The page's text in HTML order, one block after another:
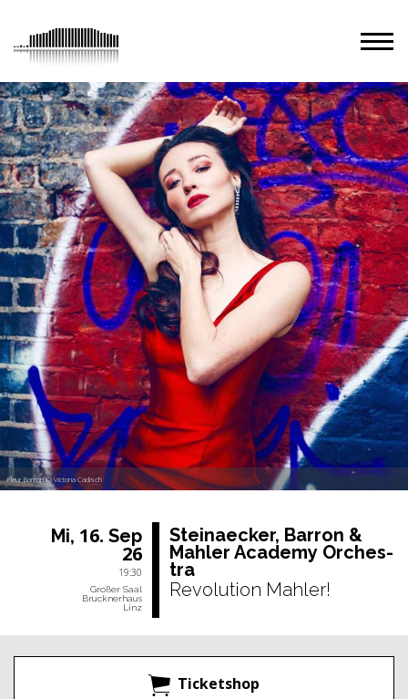
Fleur Barron © Victoria Cadisch
Mi, 16. Sep
26
19:30
Großer Saal
Brucknerhaus
Linz
Stein­aecker, Bar­ron &
Mah­ler Aca­de­my Or­ches­
tra
Revolution Mahler!
Ticketshop